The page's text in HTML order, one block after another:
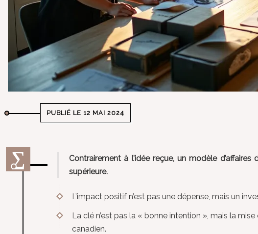
PUBLIÉ LE 12 MAI 2024
Contrairement à l’idée reçue, un modèle
supérieure.
L’impact positif n’est pas une dépense, mais un
La clé n’est pas la « bonne intention », mais la
canadien.